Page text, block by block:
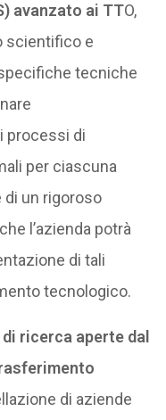
avanzato ai TTO,
scientifico e
tecniche
processi di
per ciascuna
di un rigoroso
l’azienda potrà
di tali
tecnologico.
ricerca aperte dal
di aziende